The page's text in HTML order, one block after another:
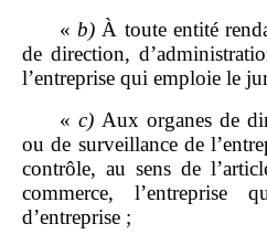
«b) À toute entité
de direction,
l’entreprise qui emploie le
« c) Aux organes de
ou de surveillance de
contrôle, au sens de
commerce,
d’entreprise ;